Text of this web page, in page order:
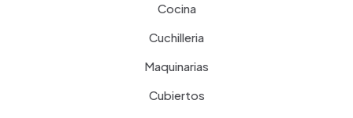
Cocina
Cuchilleria
Maquinarias
Cubiertos